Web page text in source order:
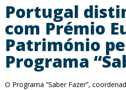
Portugal
com Prémio
Património
Programa
O Programa “Saber Fazer”,